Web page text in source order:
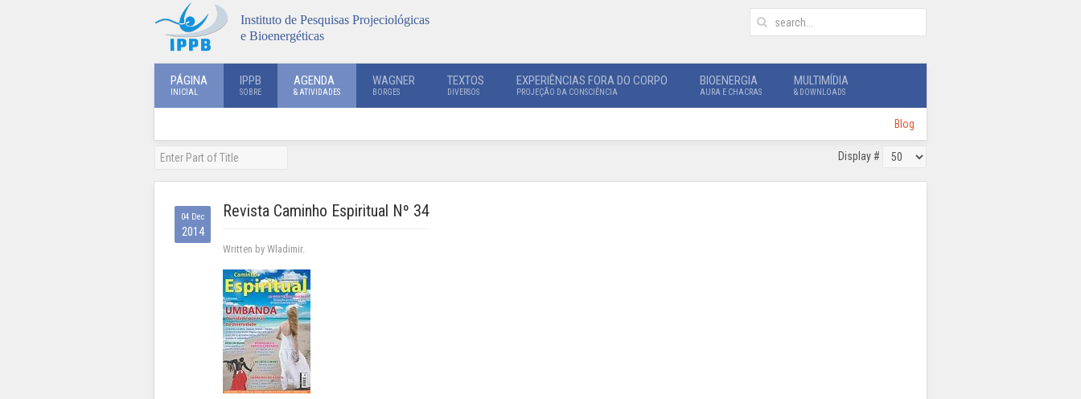
Instituto de Pesquisas Projeciológicas
e Bioenergéticas
PÁGINA
INICIAL
IPPB
SOBRE
AGENDA
& ATIVIDADES
WAGNER
BORGES
TEXTOS
DIVERSOS
EXPERIÊNCIAS FORA DO CORPO
PROJEÇÃO DA CONSCIÊNCIA
BIOENERGIA
AURA E CHACRAS
MULTIMÍDIA
& DOWNLOADS
Blog
Display #
04 Dec
2014
Revista Caminho Espiritual Nº 34
Written by Wladimir.